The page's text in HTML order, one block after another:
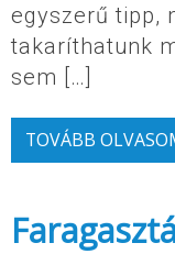
egyszerű tipp,
takaríthatunk
sem […]
TOVÁBB